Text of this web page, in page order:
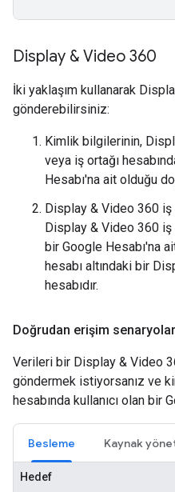
Display & Video 360
İki yaklaşım kullanarak
gönderebilirsiniz:
Kimlik bilgilerinin,
veya iş ortağı
Hesabı'na ait olduğu
Display & Video 360
Display & Video 360 iş
bir Google Hesabı'na
hesabı altındaki bir
hesabıdır.
Doğrudan erişim
Verileri bir Display & Video
göndermek istiyorsanız ve
hesabında kullanıcı olan bir
Besleme Kaynak
Hedef